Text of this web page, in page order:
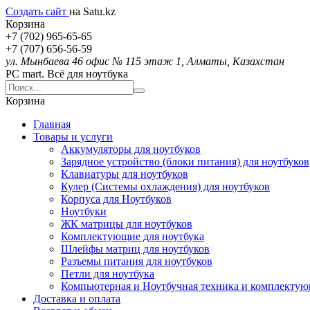
Создать сайт на Satu.kz
Корзина
+7 (702) 965-65-65
+7 (707) 656-56-59
ул. Мынбаева 46 офис № 115 этаж 1, Алматы, Казахстан
PC mart. Всё для ноутбука
Корзина
Главная
Товары и услуги
Аккумуляторы для ноутбуков
Зарядное устройство (блоки питания) для ноутбуков
Клавиатуры для ноутбуков
Кулер (Системы охлаждения) для ноутбуков
Корпуса для Ноутбуков
Ноутбуки
ЖК матрицы для ноутбуков
Комплектующие для ноутбука
Шлейфы матриц для ноутбуков
Разъемы питания для ноутбуков
Петли для ноутбука
Компьютерная и Ноутбучная техника и
Доставка и оплата